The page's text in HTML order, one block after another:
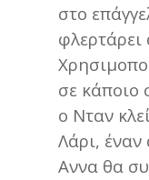
στο
φλερτάρει
σε κάποιο
ο Νταν
Λάρι, έναν
Aννα θα